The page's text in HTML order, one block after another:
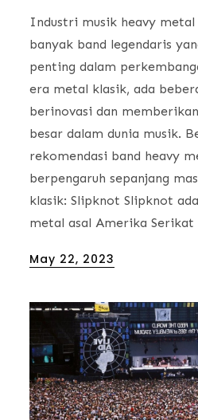
Industri musik heavy
banyak band legendaris
penting dalam
era metal klasik, ada
berinovasi dan
besar dalam dunia musik.
rekomendasi band heavy
berpengaruh sepanjang
klasik: Slipknot Slipknot
metal asal Amerika
Posted
May 22, 2023